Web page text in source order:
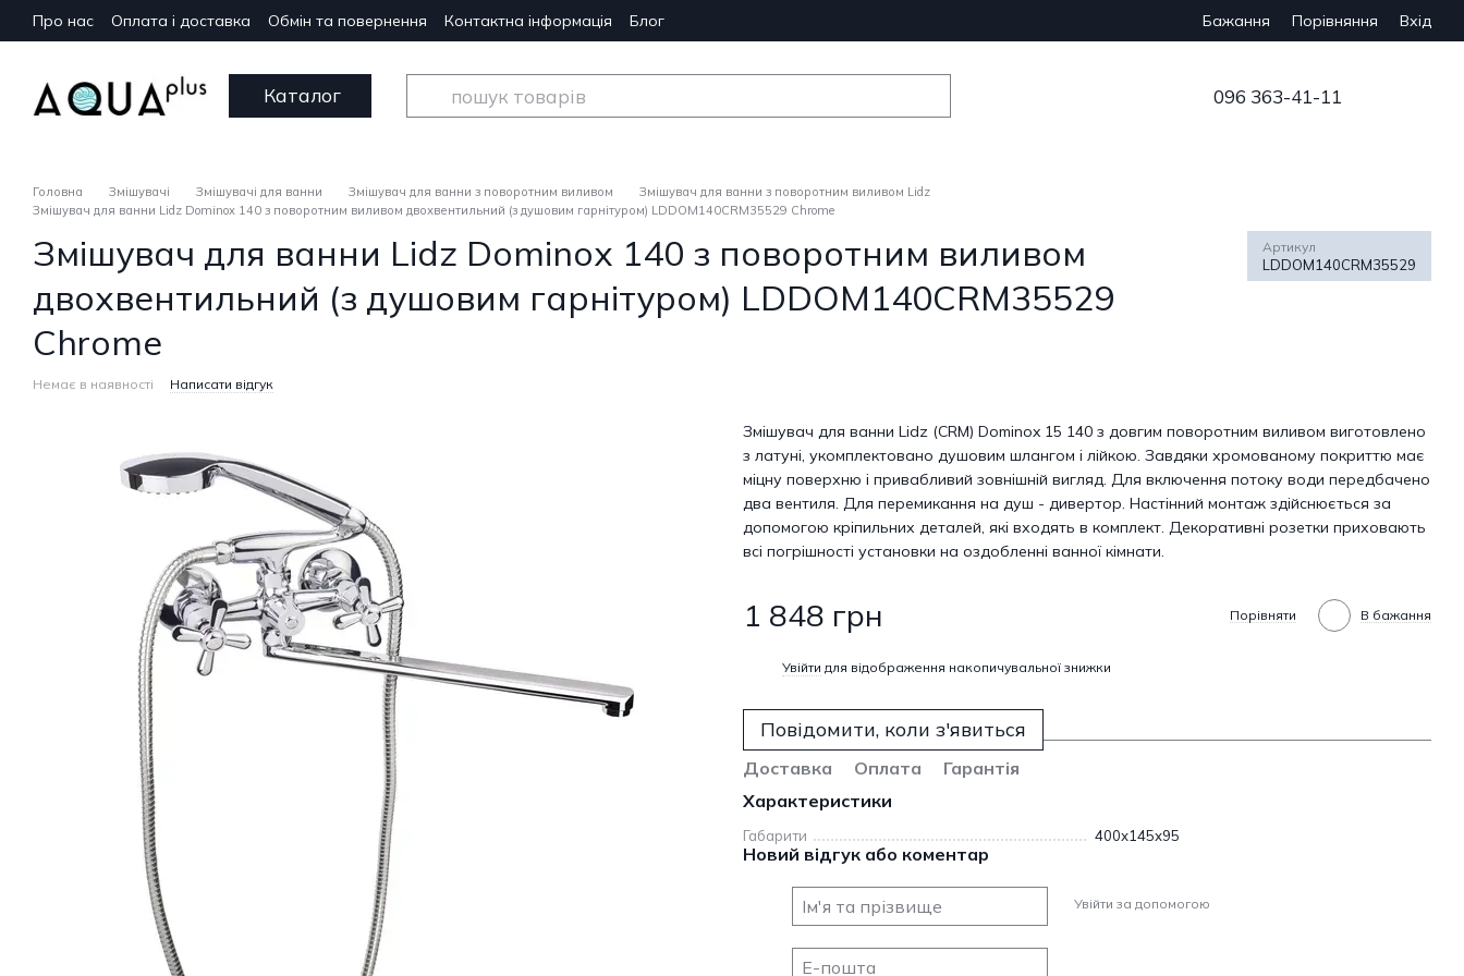
Перейти до основного контенту
Про нас Оплата і доставка Обмін та повернення Контактна інформація Блог Бажання Порівняння Вхід
Каталог 096 363-41-11
Головна Змішувачі Змішувачі для ванни Змішувач для ванни з поворотним виливом
Змішувач для ванни з поворотним виливом Lidz
Змішувач для ванни Lidz Dominox 140 з поворотним виливом двохвентильний (з душовим гарнітуром) LDDOM140CRM35529 Chrome
Змішувач для ванни Lidz Dominox 140 з поворотним виливом
двохвентильний (з душовим гарнітуром) LDDOM140CRM35529
Chrome
Артикул
LDDOM140CRM35529
Немає в наявності Написати відгук
Змішувач для ванни Lidz (CRM) Dominox 15 140 з довгим поворотним виливом виготовлено
з латуні, укомплектовано душовим шлангом і лійкою. Завдяки хромованому покриттю має
міцну поверхню і привабливий зовнішній вигляд. Для включення потоку води передбачено
два вентиля. Для перемикання на душ - дивертор. Настінний монтаж здійснюється за
допомогою кріпильних деталей, які входять в комплект. Декоративні розетки приховають
всі погрішності установки на оздобленні ванної кімнати.
1 848 грн Порівняти В бажання
Увійти для відображення накопичувальної знижки
Повідомити, коли з'явиться
Доставка Оплата
Гарантія
Характеристики
Габарити 400х145х95
Новий відгук або коментар
Увійти за допомогою